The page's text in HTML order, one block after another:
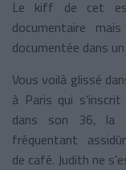
Le kiff de cet
documentaire
documentée dans
Vous voilà glissé
à Paris qui
dans son 36, la
fréquentant
de café. Judith ne